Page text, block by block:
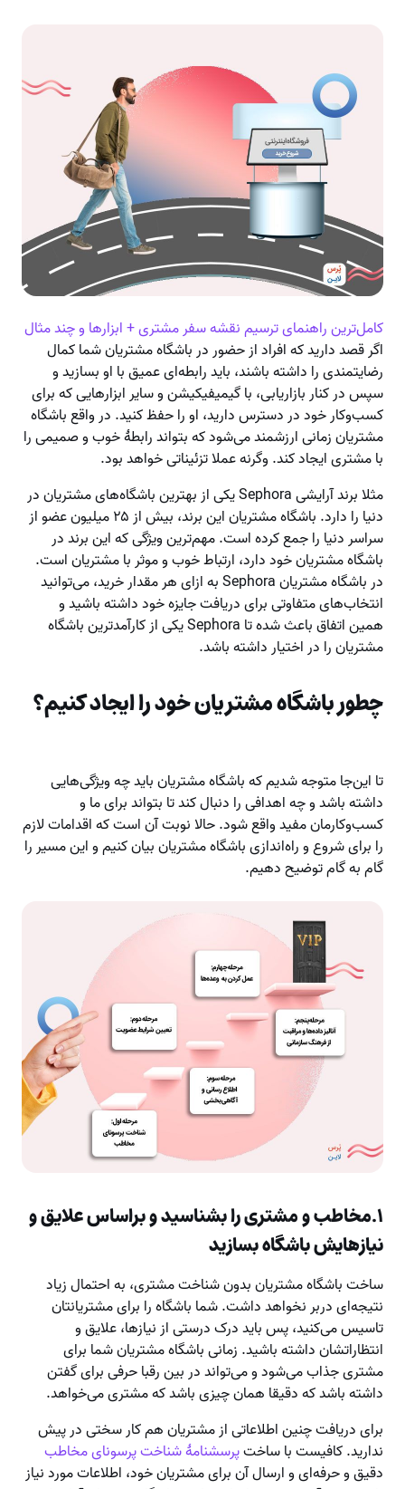
کامل‌ترین راهنمای ترسیم نقشه سفر مشتری + ابزارها و چند مثال
اگر قصد دارید که افراد از حضور در باشگاه مشتریان شما کمال
رضایتمندی را داشته باشند، باید رابطه‌ای عمیق با او بسازید و
سپس در کنار بازاریابی، با گیمیفیکیشن و سایر ابزارهایی که برای
کسب‌وکار خود در دسترس دارید، او را حفظ کنید. در واقع باشگاه
مشتریان زمانی ارزشمند می‌شود که بتواند رابطۀ خوب و صمیمی را
با مشتری ایجاد کند. وگرنه عملا تزئیناتی خواهد بود.
مثلا برند آرایشی Sephora یکی از بهترین باشگاه‌های مشتریان در
دنیا را دارد. باشگاه مشتریان این برند، بیش از ۲۵ میلیون عضو از
سراسر دنیا را جمع کرده است. مهم‌ترین ویژگی که این برند در
باشگاه مشتریان خود دارد، ارتباط خوب و موثر با مشتریان است.
در باشگاه مشتریان Sephora به ازای هر مقدار خرید، می‌توانید
انتخاب‌های متفاوتی برای دریافت جایزه خود داشته باشید و
همین اتفاق باعث شده تا Sephora یکی از کارآمدترین باشگاه
مشتریان را در اختیار داشته باشد.
چطور باشگاه مشتریان خود را ایجاد کنیم؟
تا این‌جا متوجه شدیم که باشگاه مشتریان باید چه ویژگی‌هایی
داشته باشد و چه اهدافی را دنبال کند تا بتواند برای ما و
کسب‌وکارمان مفید واقع شود. حالا نوبت آن است که اقدامات لازم
را برای شروع و راه‌اندازی باشگاه مشتریان بیان کنیم و این مسیر را
گام به گام توضیح دهیم.
۱. مخاطب و مشتری را بشناسید و براساس علایق و
نیازهایش باشگاه بسازید
ساخت باشگاه مشتریان بدون شناخت مشتری، به احتمال زیاد
نتیجه‌ای دربر نخواهد داشت. شما باشگاه را برای مشتریانتان
تاسیس می‌کنید، پس باید درک درستی از نیازها، علایق و
انتظاراتشان داشته باشید. زمانی باشگاه مشتریان شما برای
مشتری جذاب می‌شود و می‌تواند در بین رقبا حرفی برای گفتن
داشته باشد که دقیقا همان چیزی باشد که مشتری می‌خواهد.
برای دریافت چنین اطلاعاتی از مشتریان هم کار سختی در پیش
ندارید. کافیست با ساختپرسشنامۀ شناخت پرسونای مخاطب
دقیق و حرفه‌ای و ارسال آن برای مشتریان خود، اطلاعات مورد نیاز